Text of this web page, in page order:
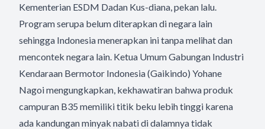
Kementerian ESDM Dadan Kus-diana, pekan lalu.
Program serupa belum diterapkan di negara lain
sehingga Indonesia menerapkan ini tanpa melihat dan
mencontek negara lain. Ketua Umum Gabungan Industri
Kendaraan Bermotor Indonesia (Gaikindo) Yohane
Nagoi mengungkapkan, kekhawatiran bahwa produk
campuran B35 memiliki titik beku lebih tinggi karena
ada kandungan minyak nabati di dalamnya tidak